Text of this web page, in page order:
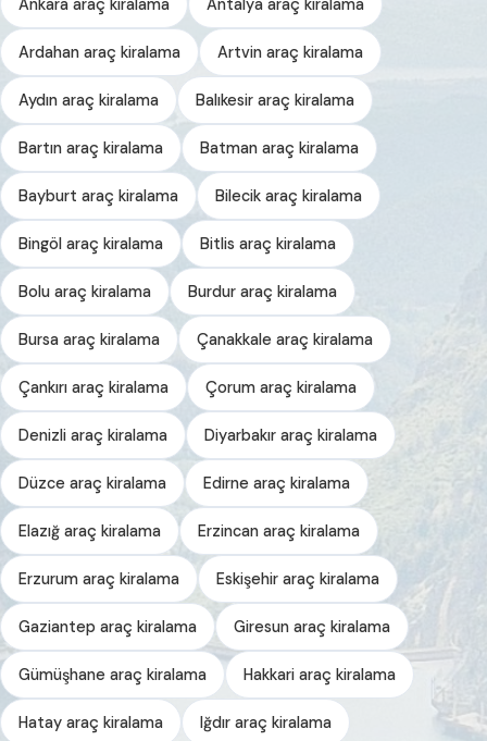
Ankara araç kiralama Antalya araç kiralama
Ardahan araç kiralama Artvin araç kiralama
Aydın araç kiralama Balıkesir araç kiralama
Bartın araç kiralama Batman araç kiralama
Bayburt araç kiralama Bilecik araç kiralama
Bingöl araç kiralama Bitlis araç kiralama
Bolu araç kiralama Burdur araç kiralama
Bursa araç kiralama Çanakkale araç kiralama
Çankırı araç kiralama Çorum araç kiralama
Denizli araç kiralama Diyarbakır araç kiralama
Düzce araç kiralama Edirne araç kiralama
Elazığ araç kiralama Erzincan araç kiralama
Erzurum araç kiralama Eskişehir araç kiralama
Gaziantep araç kiralama Giresun araç kiralama
Gümüşhane araç kiralama Hakkari araç kiralama
Hatay araç kiralama Iğdır araç kiralama